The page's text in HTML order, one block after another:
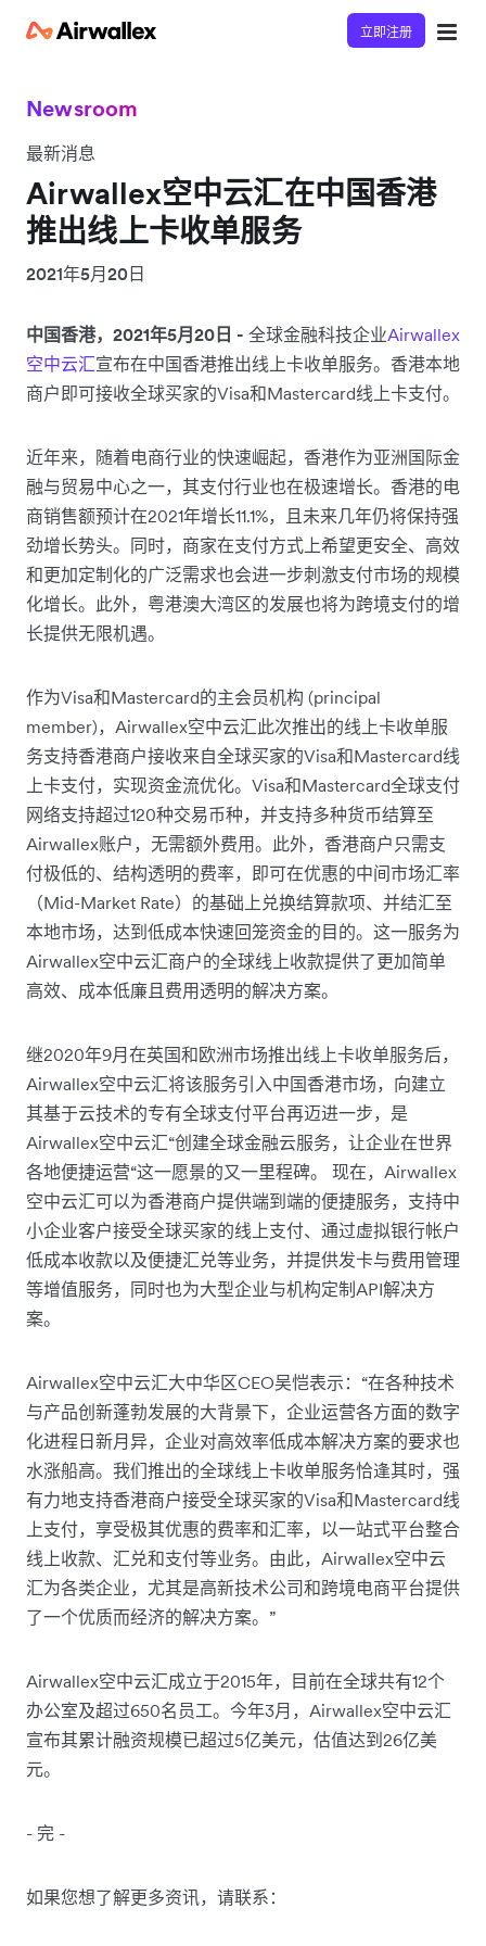
立即注册
Newsroom
最新消息
Airwallex空中云汇在中国香港
推出线上卡收单服务
2021年5月20日
中国香港，2021年5月20日 - 全球金融科技企业Airwallex
空中云汇宣布在中国香港推出线上卡收单服务。香港本地
商户即可接收全球买家的Visa和Mastercard线上卡支付。
近年来，随着电商行业的快速崛起，香港作为亚洲国际金
融与贸易中心之一，其支付行业也在极速增长。香港的电
商销售额预计在2021年增长11.1%，且未来几年仍将保持强
劲增长势头。同时，商家在支付方式上希望更安全、高效
和更加定制化的广泛需求也会进一步刺激支付市场的规模
化增长。此外，粤港澳大湾区的发展也将为跨境支付的增
长提供无限机遇。
作为Visa和Mastercard的主会员机构 (principal
member)，Airwallex空中云汇此次推出的线上卡收单服
务支持香港商户接收来自全球买家的Visa和Mastercard线
上卡支付，实现资金流优化。Visa和Mastercard全球支付
网络支持超过120种交易币种，并支持多种货币结算至
Airwallex账户，无需额外费用。此外，香港商户只需支
付极低的、结构透明的费率，即可在优惠的中间市场汇率
（Mid-Market Rate）的基础上兑换结算款项、并结汇至
本地市场，达到低成本快速回笼资金的目的。这一服务为
Airwallex空中云汇商户的全球线上收款提供了更加简单
高效、成本低廉且费用透明的解决方案。
继2020年9月在英国和欧洲市场推出线上卡收单服务后，
Airwallex空中云汇将该服务引入中国香港市场，向建立
其基于云技术的专有全球支付平台再迈进一步，是
Airwallex空中云汇“创建全球金融云服务，让企业在世界
各地便捷运营“这一愿景的又一里程碑。 现在，Airwallex
空中云汇可以为香港商户提供端到端的便捷服务，支持中
小企业客户接受全球买家的线上支付、通过虚拟银行帐户
低成本收款以及便捷汇兑等业务，并提供发卡与费用管理
等增值服务，同时也为大型企业与机构定制API解决方
案。
Airwallex空中云汇大中华区CEO吴恺表示：“在各种技术
与产品创新蓬勃发展的大背景下，企业运营各方面的数字
化进程日新月异，企业对高效率低成本解决方案的要求也
水涨船高。我们推出的全球线上卡收单服务恰逢其时，强
有力地支持香港商户接受全球买家的Visa和Mastercard线
上支付，享受极其优惠的费率和汇率，以一站式平台整合
线上收款、汇兑和支付等业务。由此，Airwallex空中云
汇为各类企业，尤其是高新技术公司和跨境电商平台提供
了一个优质而经济的解决方案。”
Airwallex空中云汇成立于2015年，目前在全球共有12个
办公室及超过650名员工。今年3月，Airwallex空中云汇
宣布其累计融资规模已超过5亿美元，估值达到26亿美
元。
- 完 -
如果您想了解更多资讯，请联系：